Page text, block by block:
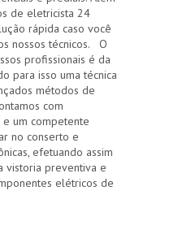
de eletricista 24
rápida caso você
nossos técnicos. O
profissionais é da
para isso uma técnica
métodos de
com
um competente
no conserto e
efetuando assim
vistoria preventiva e
elétricos de